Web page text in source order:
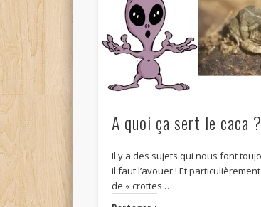
A quoi ça sert le caca ?
Il y a des sujets qui nous font
il faut l’avouer ! Et
de « crottes …